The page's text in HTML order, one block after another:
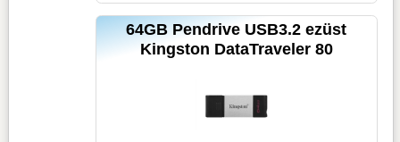
64GB Pendrive USB3.2 ezüst
Kingston DataTraveler 80